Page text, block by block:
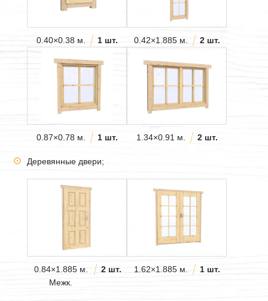
0.40×0.38 м. 1 шт. 0.42×1.885 м. 2 шт.
0.87×0.78 м. 1 шт. 1.34×0.91 м. 2 шт.
Деревянные двери;
0.84×1.885 м.
Межк.
2 шт. 1.62×1.885 м. 1 шт.